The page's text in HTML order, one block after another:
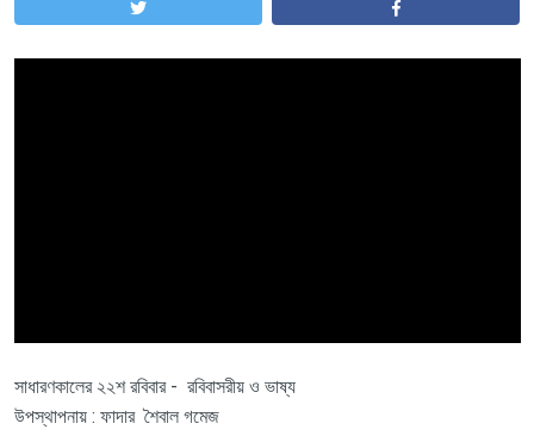
সাধারণকালের ২২শ রবিবার - রবিবাসরীয় ও ভাষ্য
উপস্থাপনায় : ফাদার শৈবাল গমেজ